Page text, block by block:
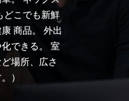
どこでも新鮮
商品。 外出
できる。 室
場所、広さ
）